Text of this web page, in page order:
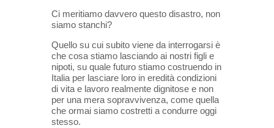
Ci meritiamo davvero questo disastro, non
siamo stanchi?
Quello su cui subito viene da interrogarsi è
che cosa stiamo lasciando ai nostri figli e
nipoti, su quale futuro stiamo costruendo in
Italia per lasciare loro in eredità condizioni
di vita e lavoro realmente dignitose e non
per una mera sopravvivenza, come quella
che ormai siamo costretti a condurre oggi
stesso.